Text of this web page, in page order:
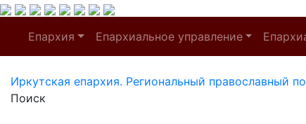
Епархия Епархиальное управление
Иркутская епархия. Региональный православный
Поиск